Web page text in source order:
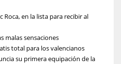
Roca, en la lista para recibir al
malas sensaciones
total para los valencianos
su primera equipación de la